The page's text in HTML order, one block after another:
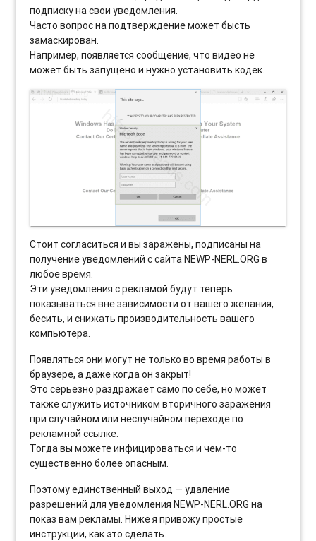
подписку на свои уведомления.
Часто вопрос на подтверждение может бысть
замаскирован.
Например, появляется сообщение, что видео не
может быть запущено и нужно установить кодек.
Стоит согласиться и вы заражены, подписаны на
получение уведомлений с сайта NEWP-NERL.ORG в
любое время.
Эти уведомления с рекламой будут теперь
показываться вне зависимости от вашего желания,
бесить, и снижать производительность вашего
компьютера.
Появляться они могут не только во время работы в
браузере, а даже когда он закрыт!
Это серьезно раздражает само по себе, но может
также служить источником вторичного заражения
при случайном или неслучайном переходе по
рекламной ссылке.
Тогда вы можете инфицироваться и чем-то
существенно более опасным.
Поэтому единственный выход — удаление
разрешений для уведомления NEWP-NERL.ORG на
показ вам рекламы. Ниже я привожу простые
инструкции, как это сделать.